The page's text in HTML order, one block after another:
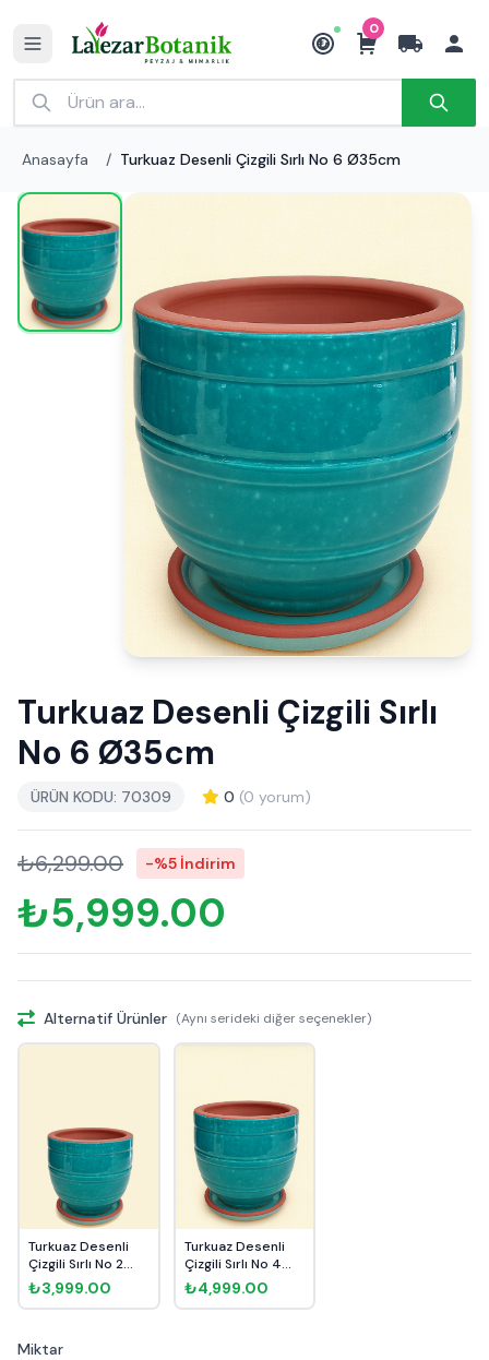
₺
0
Anasayfa / Turkuaz Desenli Çizgili Sırlı No 6 Ø35cm
Turkuaz Desenli Çizgili Sırlı
No 6 Ø35cm
ÜRÜN KODU: 70309 0 (0 yorum)
₺6,299.00 -%5 İndirim
₺5,999.00
Alternatif Ürünler (Aynı serideki diğer seçenekler)
Turkuaz Desenli
Çizgili Sırlı No 2
Ø20cm
₺3,999.00
Turkuaz Desenli
Çizgili Sırlı No 4
Ø27cm
₺4,999.00
Miktar